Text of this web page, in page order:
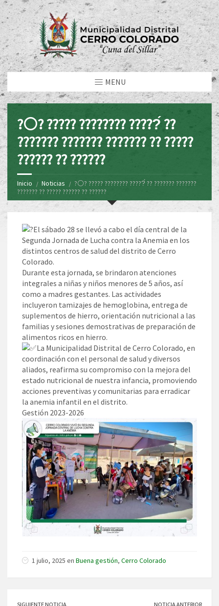
MENU
?⚪? ????? ???????? ?????́ ??
??????? ??????? ??????? ?? ?????
?????? ?? ??????
Inicio Noticias
?⚪? ????? ???????? ?????́ ?? ??????? ???????
??????? ?? ????? ?????? ?? ??????
El sábado 28 se llevó a cabo el día central de la
Segunda Jornada de Lucha contra la Anemia en los
distintos centros de salud del distrito de Cerro
Colorado.
Durante esta jornada, se brindaron atenciones
integrales a niñas y niños menores de 5 años, así
como a madres gestantes. Las actividades
incluyeron tamizajes de hemoglobina, entrega de
suplementos de hierro, orientación nutricional a las
familias y sesiones demostrativas de preparación de
alimentos ricos en hierro.
La Municipalidad Distrital de Cerro Colorado, en
coordinación con el personal de salud y diversos
aliados, reafirma su compromiso con la mejora del
estado nutricional de nuestra infancia, promoviendo
acciones preventivas y comunitarias para erradicar
la anemia infantil en el distrito.
Gestión 2023-2026
1 julio, 2025 en Buena gestión, Cerro Colorado
SIGUIENTE NOTICIA NOTICIA ANTERIOR